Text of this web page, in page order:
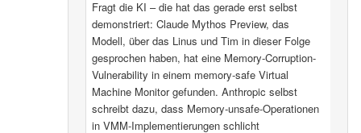
Fragt die KI – die hat das gerade erst selbst
demonstriert: Claude Mythos Preview, das
Modell, über das Linus und Tim in dieser Folge
gesprochen haben, hat eine Memory-Corruption-
Vulnerability in einem memory-safe Virtual
Machine Monitor gefunden. Anthropic selbst
schreibt dazu, dass Memory-unsafe-Operationen
in VMM-Implementierungen schlicht